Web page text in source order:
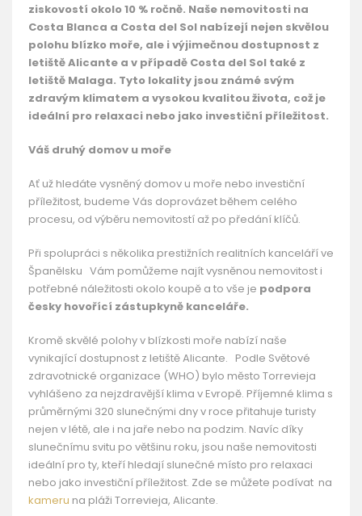
ziskovostí okolo 10 % ročně. Naše nemovitosti na
Costa Blanca a Costa del Sol nabízejí nejen skvělou
polohu blízko moře, ale i výjimečnou dostupnost z
letiště Alicante a v případě Costa del Sol také z
letiště Malaga. Tyto lokality jsou známé svým
zdravým klimatem a vysokou kvalitou života, což je
ideální pro relaxaci nebo jako investiční příležitost.
Váš druhý domov u moře
Ať už hledáte vysněný domov u moře nebo investiční
příležitost, budeme Vás doprovázet během celého
procesu, od výběru nemovitostí až po předání klíčů.
Při spolupráci s několika prestižních realitních kanceláří ve
Španělsku Vám pomůžeme najít vysněnou nemovitost i
potřebné náležitosti okolo koupě a to vše je podpora
česky hovořící zástupkyně kanceláře.
Kromě skvělé polohy v blízkosti moře nabízí naše
vynikající dostupnost z letiště Alicante. Podle Světové
zdravotnické organizace (WHO) bylo město Torrevieja
vyhlášeno za nejzdravější klima v Evropě. Příjemné klima s
průměrnými 320 slunečnými dny v roce přitahuje turisty
nejen v létě, ale i na jaře nebo na podzim. Navíc díky
slunečnímu svitu po většinu roku, jsou naše nemovitosti
ideální pro ty, kteří hledají slunečné místo pro relaxaci
nebo jako investiční příležitost. Zde se můžete podívat na
kameru na pláži Torrevieja, Alicante.